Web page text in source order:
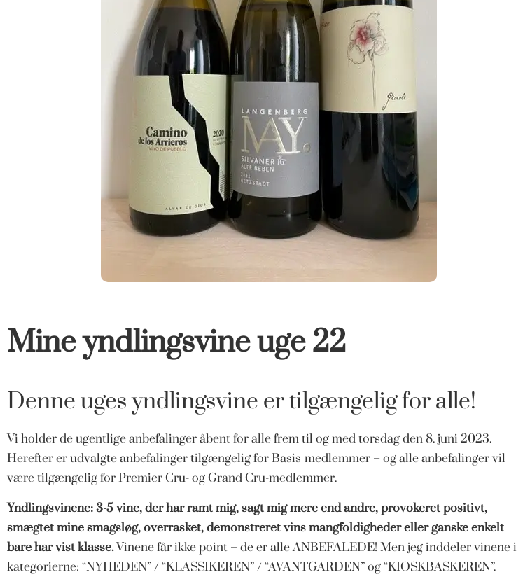
Mine yndlingsvine uge 22
Denne uges yndlingsvine er tilgængelig for alle!
Vi holder de ugentlige anbefalinger åbent for alle frem til og med torsdag den 8. juni 2023.
Herefter er udvalgte anbefalinger tilgængelig for Basis-medlemmer – og alle anbefalinger vil
være tilgængelig for Premier Cru- og Grand Cru-medlemmer.
Yndlingsvinene: 3-5 vine, der har ramt mig, sagt mig mere end andre, provokeret positivt,
smægtet mine smagsløg, overrasket, demonstreret vins mangfoldigheder eller ganske enkelt
bare har vist klasse.Vinene får ikke point – de er alle ANBEFALEDE! Men jeg inddeler vinene i
kategorierne: “NYHEDEN” / “KLASSIKEREN” / “AVANTGARDEN” og “KIOSKBASKEREN”.